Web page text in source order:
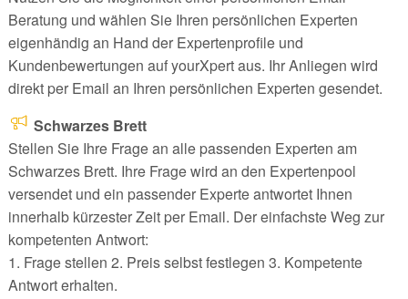
Beratung und wählen Sie Ihren persönlichen Experten
eigenhändig an Hand der Expertenprofile und
Kundenbewertungen auf yourXpert aus. Ihr Anliegen wird
direkt per Email an Ihren persönlichen Experten gesendet.
Schwarzes Brett
Stellen Sie Ihre Frage an alle passenden Experten am
Schwarzes Brett. Ihre Frage wird an den Expertenpool
versendet und ein passender Experte antwortet Ihnen
innerhalb kürzester Zeit per Email. Der einfachste Weg zur
kompetenten Antwort:
1. Frage stellen 2. Preis selbst festlegen 3. Kompetente
Antwort erhalten.